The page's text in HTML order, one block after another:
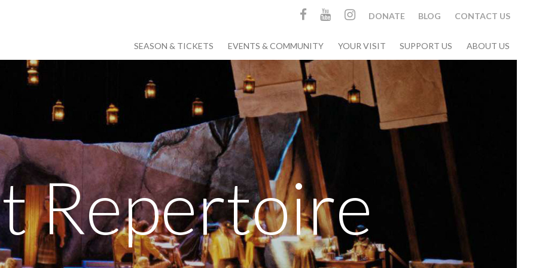
DONATE BLOG CONTACT US
SEASON & TICKETS EVENTS & COMMUNITY YOUR VISIT SUPPORT US ABOUT US
Repertoire